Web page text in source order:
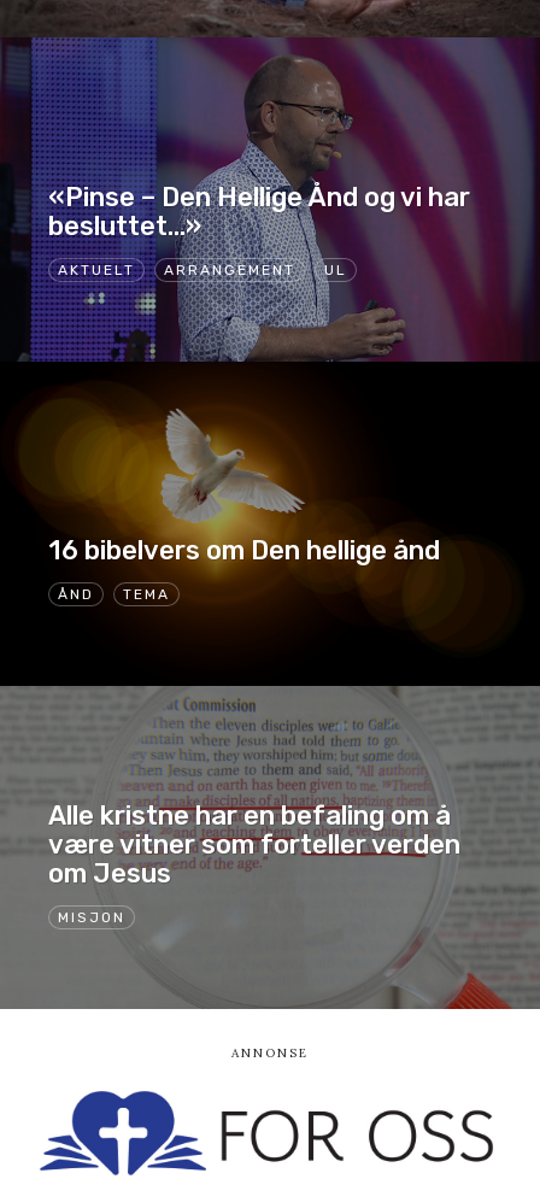
AKTUELT ARRANGEMENT UL
«Pinse – Den Hellige Ånd og vi har
besluttet…»
ÅND TEMA
16 bibelvers om Den hellige ånd
MISJON
Alle kristne har en befaling om å
være vitner som forteller verden
om Jesus